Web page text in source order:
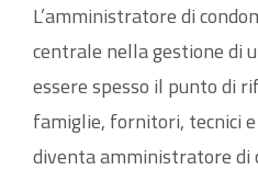
L’amministratore di
centrale nella gestione di
essere spesso il punto di
famiglie, fornitori, tecnici
diventa amministratore di